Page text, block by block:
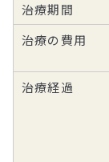
治療期間
治療の費用
治療経過